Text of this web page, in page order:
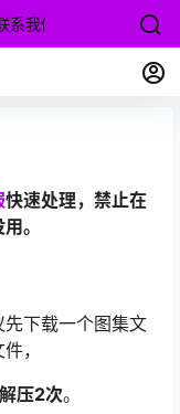
系我们
快速处理，禁止在
。
先下载一个图集文
，
解压2次。